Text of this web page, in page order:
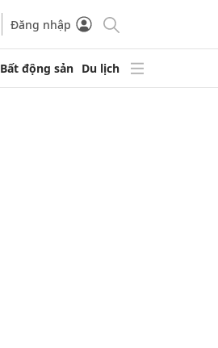
Đăng nhập
Bất động sản Du lịch